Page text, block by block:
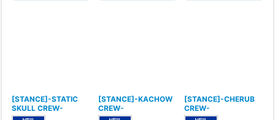
[STANCE]-STATIC
SKULL CREW-
[STANCE]-KACHOW
CREW-
[STANCE]-CHERUB
CREW-